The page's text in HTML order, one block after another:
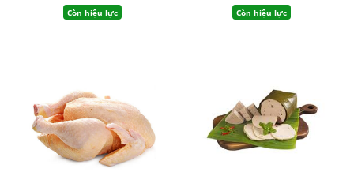
Còn hiệu lực Còn hiệu lực